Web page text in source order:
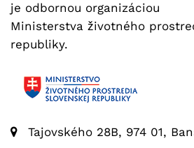
je odbornou organizáciou
Ministerstva životného
republiky.
Tajovského 28B, 974 01,